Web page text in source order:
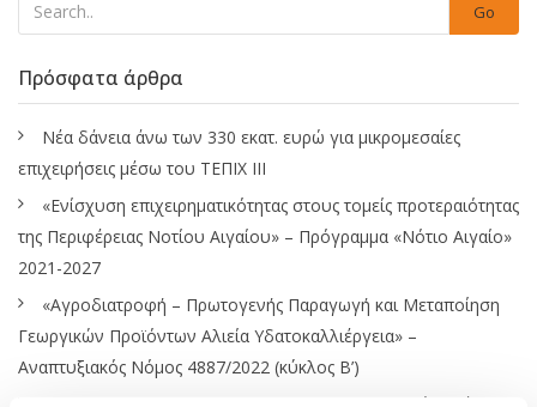
Go
Πρόσφατα άρθρα
Νέα δάνεια άνω των 330 εκατ. ευρώ για μικρομεσαίες
επιχειρήσεις μέσω του ΤΕΠΙΧ ΙΙΙ
«Ενίσχυση επιχειρηματικότητας στους τομείς προτεραιότητας
της Περιφέρειας Νοτίου Αιγαίου» – Πρόγραμμα «Νότιο Αιγαίο»
2021-2027
«Αγροδιατροφή – Πρωτογενής Παραγωγή και Μεταποίηση
Γεωργικών Προϊόντων Αλιεία Υδατοκαλλιέργεια» –
Αναπτυξιακός Νόμος 4887/2022 (κύκλος Β’)